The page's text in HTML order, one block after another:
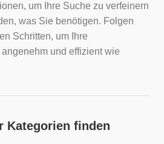
um Ihre Suche zu verfeinern
was Sie benötigen. Folgen
Schritten, um Ihre
und effizient wie
Kategorien finden